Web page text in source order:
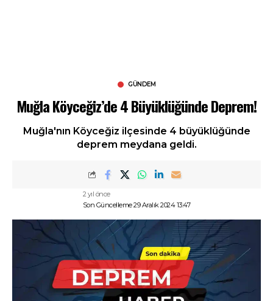
GÜNDEM
Muğla Köyceğiz’de 4 Büyüklüğünde Deprem!
Muğla'nın Köyceğiz ilçesinde 4 büyüklüğünde
deprem meydana geldi.
Son Güncelleme 29 Aralık 2024 13:47
2 yıl önce